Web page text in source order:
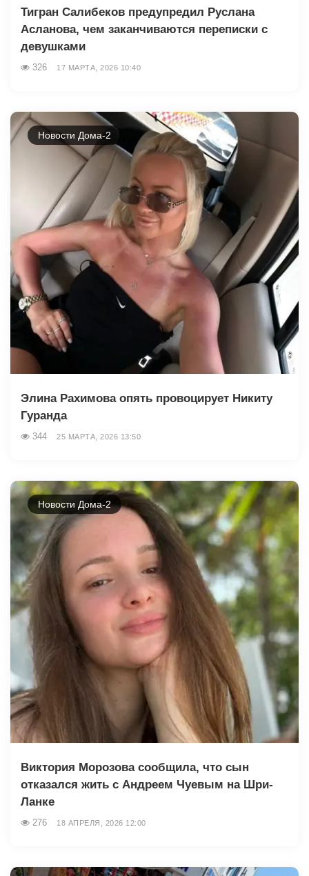
Тигран Салибеков предупредил Руслана
Асланова, чем заканчиваются переписки с
девушками
326 17 МАРТА, 2026 10:40
Новости Дома-2
Элина Рахимова опять провоцирует Никиту
Гуранда
344 25 МАРТА, 2026 13:50
Новости Дома-2
Виктория Морозова сообщила, что сын
отказался жить с Андреем Чуевым на Шри-
Ланке
276 18 АПРЕЛЯ, 2026 12:00